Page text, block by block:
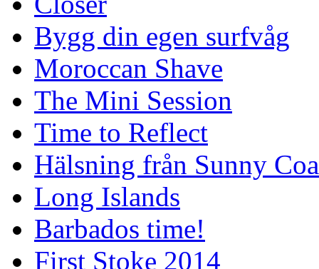
Bygg din egen surfvåg
Moroccan Shave
The Mini Session
Time to Reflect
Hälsning från Sunny
Long Islands
Barbados time!
First Stoke 2014